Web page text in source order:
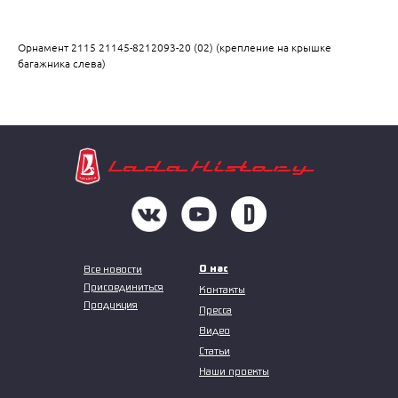
Орнамент 2115 21145-8212093-20 (02) (крепление на крышке
багажника слева)
Статьи
Контакты
Наши проекты
Пресса
Видео
Продукция
О нас
Присоединиться
Все новости